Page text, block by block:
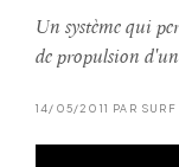
Un système qui
de propulsion
14/05/2011 PAR SURF